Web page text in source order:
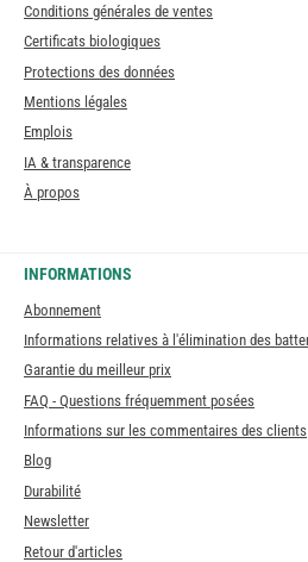
Conditions générales de ventes
Certificats biologiques
Protections des données
Mentions légales
Emplois
IA & transparence
À propos
INFORMATIONS
Abonnement
Informations relatives à l'élimination des
Garantie du meilleur prix
FAQ - Questions fréquemment posées
Informations sur les commentaires des clients
Blog
Durabilité
Newsletter
Retour d'articles